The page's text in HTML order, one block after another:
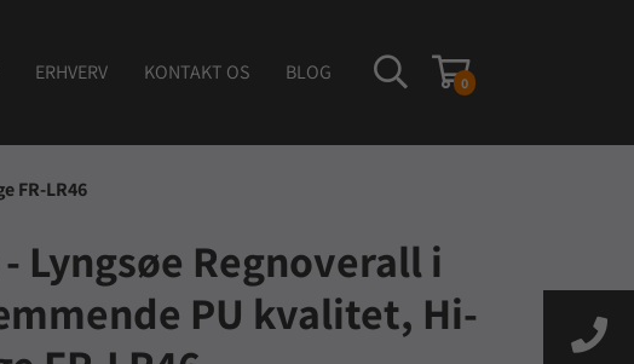
0
ERHVERV KONTAKT OS BLOG
FR-LR46
Lyngsøe Regnoverall i
PU kvalitet, Hi-